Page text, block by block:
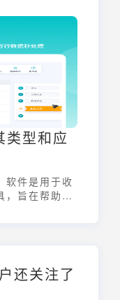
觉化的方式，
的门槛，让
策中来。
类型和应
软件是用于收
，旨在帮助企
还关注了